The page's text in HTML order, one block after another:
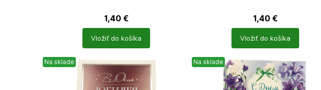
1,40 €
Vložiť do košíka
1,40 €
Vložiť do košíka
Na sklade Na sklade